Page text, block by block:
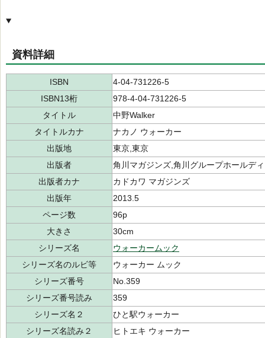
資料詳細
ISBN
4-04-731226-5
ISBN13桁
978-4-04-731226-5
タイトル
中野Walker
タイトルカナ
ナカノ ウォーカー
出版地
東京,東京
出版者
角川マガジンズ,角川グループホールデ
出版者カナ
カドカワ マガジンズ
出版年
2013.5
ページ数
96p
大きさ
30cm
シリーズ名
ウォーカームック
シリーズ名のルビ等
ウォーカー ムック
シリーズ番号
No.359
シリーズ番号読み
359
シリーズ名２
ひと駅ウォーカー
シリーズ名読み２
ヒトエキ ウォーカー